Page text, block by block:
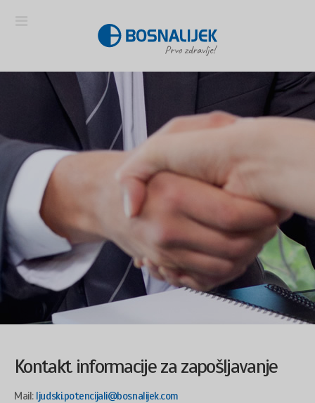
Kontakt informacije za zapošljavanje
Mail: ljudski.potencijali@bosnalijek.com